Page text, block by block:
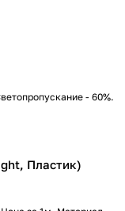
- 60%.
Пластик)